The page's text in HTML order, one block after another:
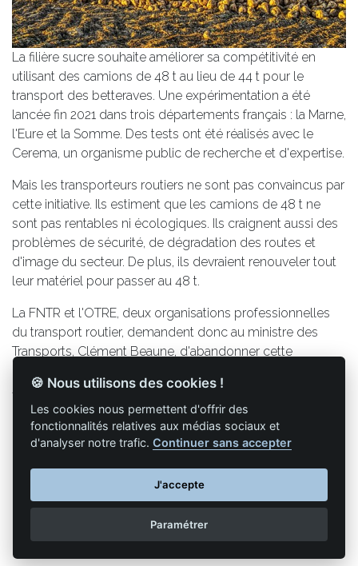
La filière sucre souhaite améliorer sa compétitivité en
utilisant des camions de 48 t au lieu de 44 t pour le
transport des betteraves. Une expérimentation a été
lancée fin 2021 dans trois départements français : la Marne,
l'Eure et la Somme. Des tests ont été réalisés avec le
Cerema, un organisme public de recherche et d'expertise.
Mais les transporteurs routiers ne sont pas convaincus par
cette initiative. Ils estiment que les camions de 48 t ne
sont pas rentables ni écologiques. Ils craignent aussi des
problèmes de sécurité, de dégradation des routes et
d'image du secteur. De plus, ils devraient renouveler tout
leur matériel pour passer au 48 t.
La FNTR et l'OTRE, deux organisations professionnelles
du transport routier, demandent donc au ministre des
Transports, Clément Beaune, d'abandonner cette
48 t circulent pendant les campagnes betteravières.
Retour à la liste des articles
🍪 Nous utilisons des cookies !
Les cookies nous permettent d'offrir des
fonctionnalités relatives aux médias sociaux et
d'analyser notre trafic.Continuer sans accepter
J'accepte
Paramétrer